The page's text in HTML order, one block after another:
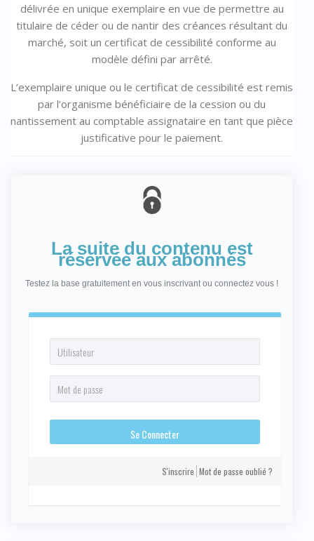
délivrée en unique exemplaire en vue de permettre au
titulaire de céder ou de nantir des créances résultant du
marché, soit un certificat de cessibilité conforme au
modèle défini par arrêté.
L’exemplaire unique ou le certificat de cessibilité est remis
par l’organisme bénéficiaire de la cession ou du
nantissement au comptable assignataire en tant que pièce
justificative pour le paiement.
La suite du contenu est
réservée aux abonnés
Testez la base gratuitement en vous inscrivant ou connectez vous !
S'inscrire Mot de passe oublié ?